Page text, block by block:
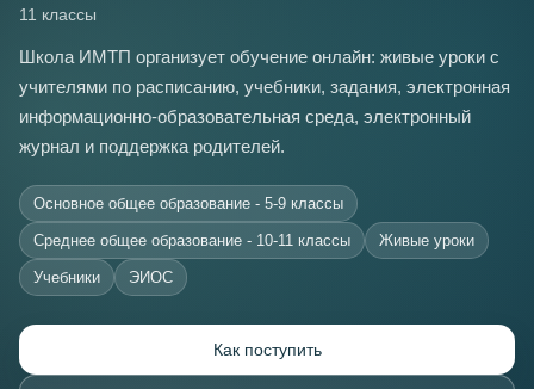
11 классы
Школа ИМТП организует обучение онлайн: живые уроки с
учителями по расписанию, учебники, задания, электронная
информационно-образовательная среда, электронный
журнал и поддержка родителей.
Основное общее образование - 5-9 классы
Среднее общее образование - 10-11 классы Живые уроки
Учебники ЭИОС
Как поступить